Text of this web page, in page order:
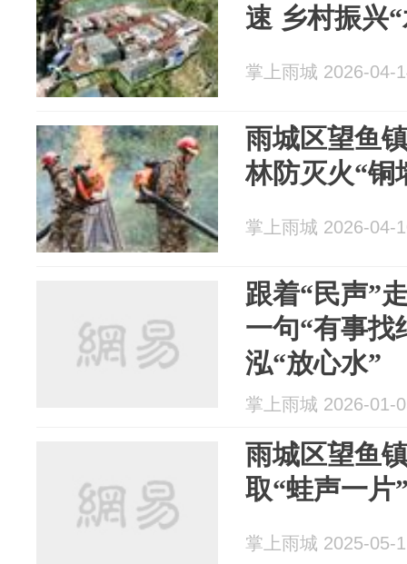
速 乡村振兴
掌上雨城 2026-04-
雨城区望鱼
林防灭火“铜
掌上雨城 2026-04-
跟着“民声”
一句“有事找
泓“放心水”
掌上雨城 2026-01-
雨城区望鱼
取“蛙声一片
掌上雨城 2025-05-